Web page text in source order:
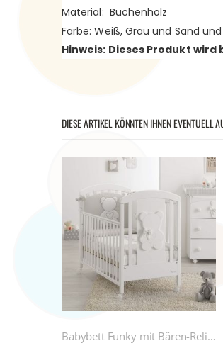
Material: Buchenholz
Farbe: Weiß, Grau und Sand
Hinweis: Dieses Produkt
DIESE ARTIKEL KÖNNTEN IHNEN EVENTUELL
Babybett Funky mit Bären-Relief